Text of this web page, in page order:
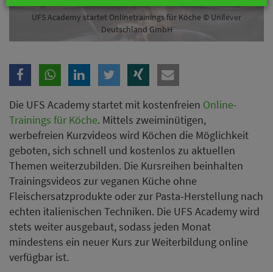
UFS Academy startet Onlinetrainings für Köche © Unilever
Deutschland GmbH
Die UFS Academy startet mit kostenfreien Online-
Trainings für Köche. Mittels zweiminütigen,
werbefreien Kurzvideos wird Köchen die Möglichkeit
geboten, sich schnell und kostenlos zu aktuellen
Themen weiterzubilden. Die Kursreihen beinhalten
Trainingsvideos zur veganen Küche ohne
Fleischersatzprodukte oder zur Pasta-Herstellung nach
echten italienischen Techniken. Die UFS Academy wird
stets weiter ausgebaut, sodass jeden Monat
mindestens ein neuer Kurs zur Weiterbildung online
verfügbar ist.